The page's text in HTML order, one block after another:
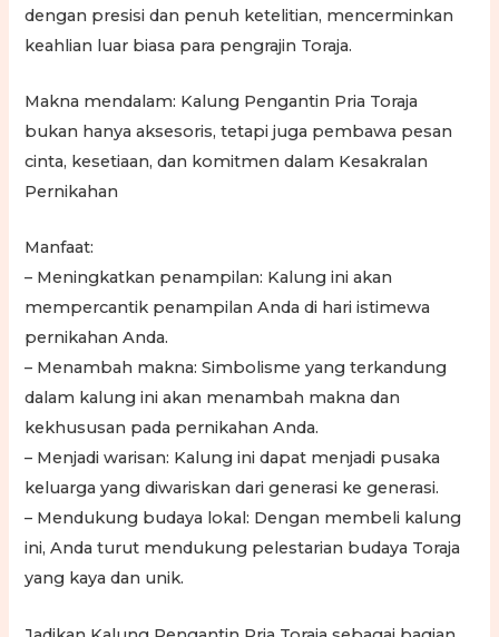
dengan presisi dan penuh ketelitian, mencerminkan
keahlian luar biasa para pengrajin Toraja.
Makna mendalam: Kalung Pengantin Pria Toraja
bukan hanya aksesoris, tetapi juga pembawa pesan
cinta, kesetiaan, dan komitmen dalam Kesakralan
Pernikahan
Manfaat:
– Meningkatkan penampilan: Kalung ini akan
mempercantik penampilan Anda di hari istimewa
pernikahan Anda.
– Menambah makna: Simbolisme yang terkandung
dalam kalung ini akan menambah makna dan
kekhususan pada pernikahan Anda.
– Menjadi warisan: Kalung ini dapat menjadi pusaka
keluarga yang diwariskan dari generasi ke generasi.
– Mendukung budaya lokal: Dengan membeli kalung
ini, Anda turut mendukung pelestarian budaya Toraja
yang kaya dan unik.